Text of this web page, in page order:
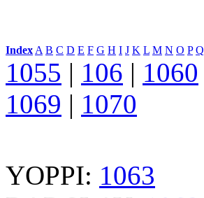
Index: A B C D E F G H I J K L M N O P Q
1055 | 106 | 1060
1069 | 1070
YOPPI: 1063